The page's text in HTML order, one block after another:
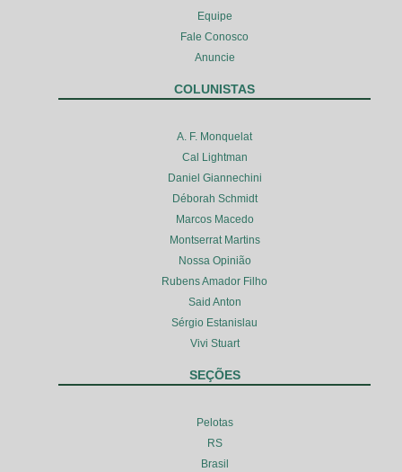
Equipe
Fale Conosco
Anuncie
COLUNISTAS
A. F. Monquelat
Cal Lightman
Daniel Giannechini
Déborah Schmidt
Marcos Macedo
Montserrat Martins
Nossa Opinião
Rubens Amador Filho
Said Anton
Sérgio Estanislau
Vivi Stuart
SEÇÕES
Pelotas
RS
Brasil